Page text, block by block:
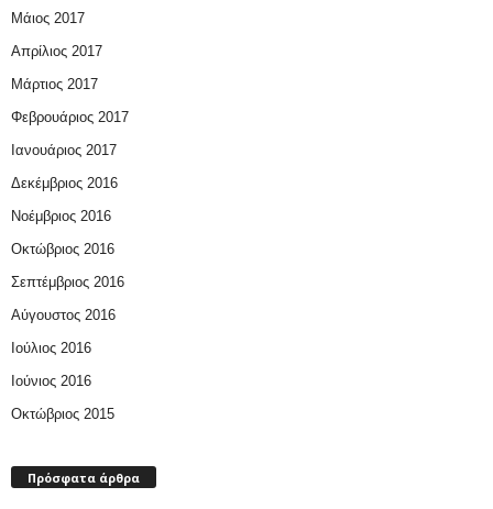
Μάιος 2017
Απρίλιος 2017
Μάρτιος 2017
Φεβρουάριος 2017
Ιανουάριος 2017
Δεκέμβριος 2016
Νοέμβριος 2016
Οκτώβριος 2016
Σεπτέμβριος 2016
Αύγουστος 2016
Ιούλιος 2016
Ιούνιος 2016
Οκτώβριος 2015
Πρόσφατα άρθρα